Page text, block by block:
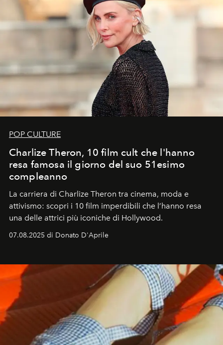
POP CULTURE
Charlize Theron, 10 film cult che l'hanno
resa famosa il giorno del suo 51esimo
compleanno
La carriera di Charlize Theron tra cinema, moda e
attivismo: scopri i 10 film imperdibili che l’hanno resa
una delle attrici più iconiche di Hollywood.
07.08.2025 di Donato D'Aprile